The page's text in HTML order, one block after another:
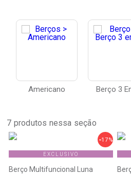
Americano Berço 3
7 produtos nessa seção
17%
EXCLUSIVO
Berço Multifuncional Luna